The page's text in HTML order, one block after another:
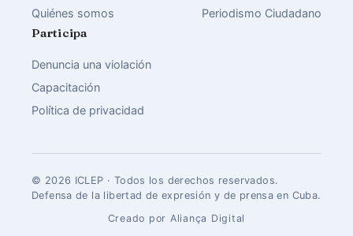
Quiénes somos
Periodismo Ciudadano
Participa
Denuncia una violación
Capacitación
Política de privacidad
© 2026 ICLEP · Todos los derechos reservados.
Defensa de la libertad de expresión y de prensa en Cuba.
Creado por Aliança Digital